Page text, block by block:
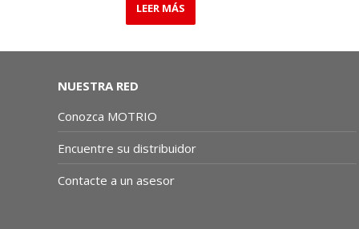
LEER MÁS
NUESTRA RED
Conozca MOTRIO
Encuentre su distribuidor
Contacte a un asesor